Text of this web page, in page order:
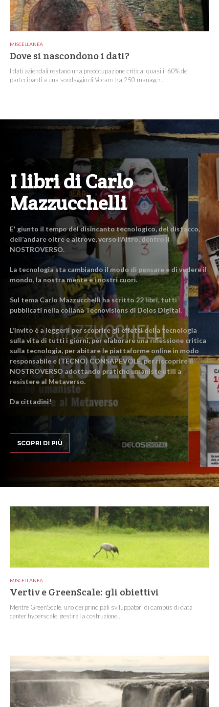
MISCELLANEA
Dove si nascondono i dati?
I dati aziendali restano una preoccupazione critica: quasi il 60% dei
partecipanti a una sondaggio di Veeam tra 250 manager...
I libri di Carlo
Mazzucchelli
E' giunto il tempo del disincanto tecnologico, del distacco,
dell’andare oltre e altrove, verso l’Altro, dentro il
NOSTROVERSO.
La tecnologia sta cambiando il modo di pensare e di vedere il
mondo, la nostra mente e i nostri cuori.
Sul tema Carlo Mazzucchelli ha scritto 22 libri, tutti
pubblicati nella collana Tecnovisions di Delos Digital.
L'invito è a leggerli per scoprire gli effetti della tecnologia
sulla vita di tutti i giorni, per elaborare una riflessione critica
sulla tecnologia, per abitare le piattaforme online in modo
responsabile e (TECNO) CONSAPEVOLE, per riscoprire il
NOSTROVERSO adottando pratiche umaniste utili a
resistere al Metaverso.
Da cittadini!
SCOPRI DI PIÙ
MISCELLANEA
Vertiv e GreenScale: gli obiettivi
Mentre GreenScale, uno dei principali sviluppatori di campus di data
center hyperscale, gestirà la costruzione...